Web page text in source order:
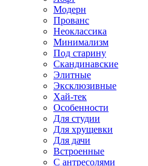
Модерн
Прованс
Неоклассика
Минимализм
Под старину
Скандинавские
Элитные
Эксклюзивные
Хай-тек
Особенности
Для студии
Для хрущевки
Для дачи
Встроенные
С антресолями